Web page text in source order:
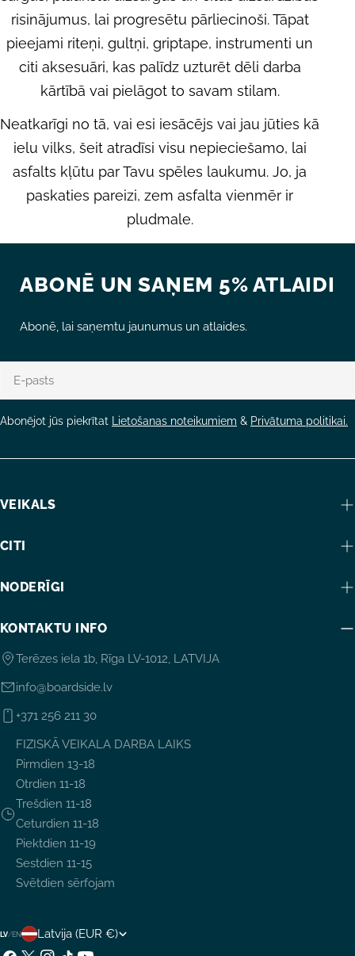
risinājumus, lai progresētu pārliecinoši. Tāpat
pieejami riteņi, gultņi, griptape, instrumenti un
citi aksesuāri, kas palīdz uzturēt dēli darba
kārtībā vai pielāgot to savam stilam.
Neatkarīgi no tā, vai esi iesācējs vai jau jūties kā
ielu vilks, šeit atradīsi visu nepieciešamo, lai
asfalts kļūtu par Tavu spēles laukumu. Jo, ja
paskaties pareizi, zem asfalta vienmēr ir
pludmale.
ABONĒ UN SAŅEM 5% ATLAIDI
Abonē, lai saņemtu jaunumus un atlaides.
pasts
Abonējot jūs piekrītat Lietošanas noteikumiem & Privātuma politikai.
VEIKALS
CITI
NODERĪGI
KONTAKTU INFO
Terēzes iela 1b, Rīga LV-1012, LATVIJA
info@boardside.lv
+371 256 211 30
FIZISKĀ VEIKALA DARBA LAIKS
Pirmdien 13-18
Otrdien 11-18
Trešdien 11-18
Ceturdien 11-18
Piektdien 11-19
Sestdien 11-15
Svētdien sērfojam
LV/ENV
Latvija (EUR €)